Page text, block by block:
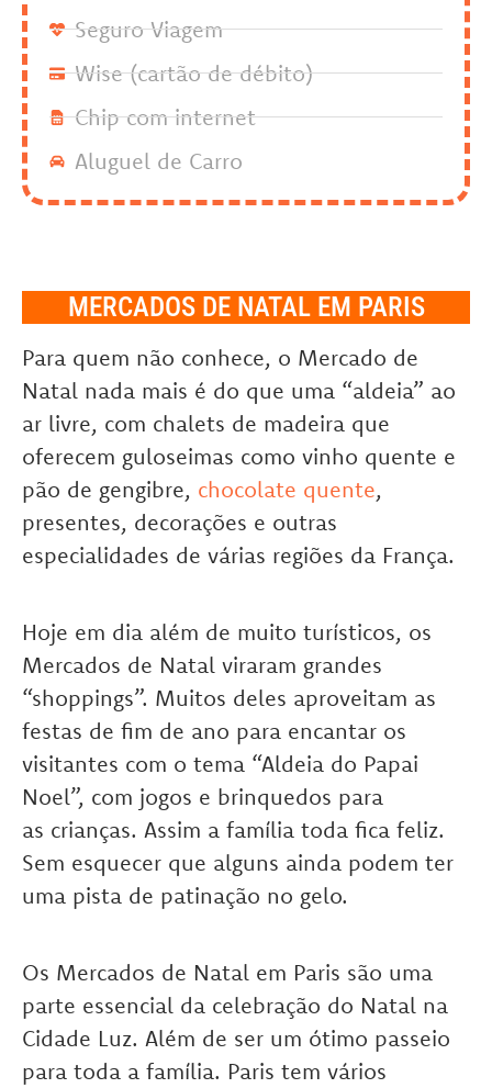
Seguro Viagem
Wise (cartão de débito)
Chip com internet
Aluguel de Carro
MERCADOS DE NATAL EM PARIS
Para quem não conhece, o Mercado de
Natal nada mais é do que uma “aldeia” ao
ar livre, com chalets de madeira que
oferecem guloseimas como vinho quente e
pão de gengibre, chocolate quente,
presentes, decorações e outras
especialidades de várias regiões da França.
Hoje em dia além de muito turísticos, os
Mercados de Natal viraram grandes
“shoppings”. Muitos deles aproveitam as
festas de fim de ano para encantar os
visitantes com o tema “Aldeia do Papai
Noel”, com jogos e brinquedos para
as crianças. Assim a família toda fica feliz.
Sem esquecer que alguns ainda podem ter
uma pista de patinação no gelo.
Os Mercados de Natal em Paris são uma
parte essencial da celebração do Natal na
Cidade Luz. Além de ser um ótimo passeio
para toda a família. Paris tem vários